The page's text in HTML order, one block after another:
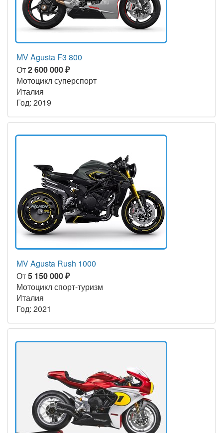
MV Agusta F3 800
От2 600 000 ₽
Мотоцикл суперспорт
Италия
Год: 2019
MV Agusta Rush 1000
От5 150 000 ₽
Мотоцикл спорт-туризм
Италия
Год: 2021